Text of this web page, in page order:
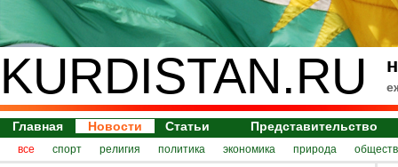
KURDISTAN.RU
Главная Новости Статьи Представительство
все спорт религия политика экономика природа